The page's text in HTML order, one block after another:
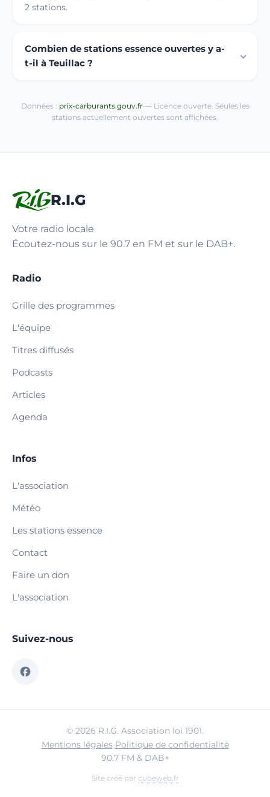
2 stations.
Combien de stations essence ouvertes y a-
t-il à Teuillac ?
Données : prix-carburants.gouv.fr— Licence ouverte. Seules les
stations actuellement ouvertes sont affichées.
R.I.G
Votre radio locale
Écoutez-nous sur le 90.7 en FM et sur le DAB+.
Radio
Grille des programmes
L'équipe
Titres diffusés
Podcasts
Articles
Agenda
Infos
L'association
Météo
Les stations essence
Contact
Faire un don
L'association
Suivez-nous
© 2026 R.I.G. Association loi 1901.
Mentions légales·Politique de confidentialité
90.7 FM & DAB+
Site créé par cubeweb.fr